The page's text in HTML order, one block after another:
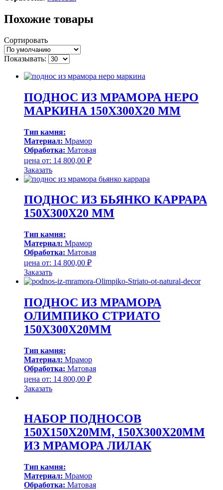
Похожие товары
Сортировать
Показывать:
ПОДНОС ИЗ МРАМОРА НЕРО
МАРКИНА 150Х300Х20 ММ
Тип камня:
Материал: Мрамор
Обработка: Матовая
цена от: 14 800,00 ₽
Заказать
ПОДНОС ИЗ БЬЯНКО КАРРАРА
150Х300Х20 ММ
Тип камня:
Материал: Мрамор
Обработка: Матовая
цена от: 14 800,00 ₽
Заказать
ПОДНОС ИЗ МРАМОРА
ОЛИМПИКО СТРИАТО
150Х300Х20ММ
Тип камня:
Материал: Мрамор
Обработка: Матовая
цена от: 14 800,00 ₽
Заказать
НАБОР ПОДНОСОВ
150Х150Х20ММ, 150Х300Х20ММ
ИЗ МРАМОРА ЛИЛАК
Тип камня:
Материал: Мрамор
Обработка: Матовая